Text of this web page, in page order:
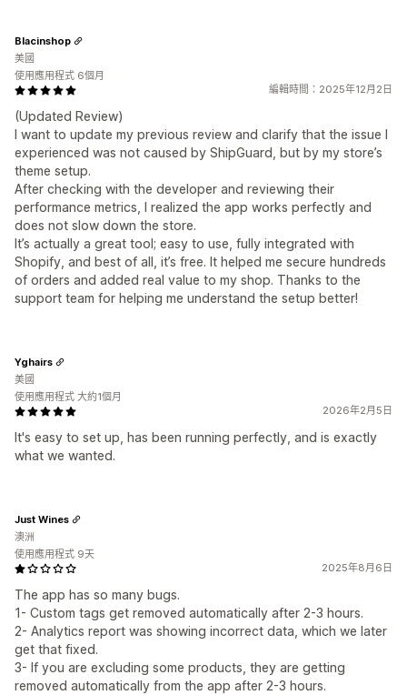
編輯時間：2025年12月2日
(Updated Review)
I want to update my previous review and clarify that the issue I
experienced was not caused by ShipGuard, but by my store’s
theme setup.
After checking with the developer and reviewing their
performance metrics, I realized the app works perfectly and
does not slow down the store.
It’s actually a great tool; easy to use, fully integrated with
Shopify, and best of all, it’s free. It helped me secure hundreds
of orders and added real value to my shop. Thanks to the
support team for helping me understand the setup better!
Blacinshop
美國
使用應用程式 6個月
2026年2月5日
It's easy to set up, has been running perfectly, and is exactly
what we wanted.
Yghairs
美國
使用應用程式 大約1個月
2025年8月6日
The app has so many bugs.
1- Custom tags get removed automatically after 2-3 hours.
2- Analytics report was showing incorrect data, which we later
get that fixed.
3- If you are excluding some products, they are getting
removed automatically from the app after 2-3 hours.
Just Wines
澳洲
使用應用程式 9天